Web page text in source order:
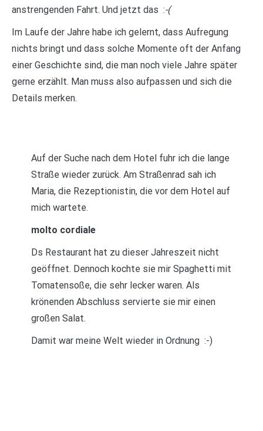
anstrengenden Fahrt. Und jetzt das :-(
Im Laufe der Jahre habe ich gelernt, dass Aufregung
nichts bringt und dass solche Momente oft der Anfang
einer Geschichte sind, die man noch viele Jahre später
gerne erzählt. Man muss also aufpassen und sich die
Details merken.
Auf der Suche nach dem Hotel fuhr ich die lange
Straße wieder zurück. Am Straßenrad sah ich
Maria, die Rezeptionistin, die vor dem Hotel auf
mich wartete.
molto cordiale
Ds Restaurant hat zu dieser Jahreszeit nicht
geöffnet. Dennoch kochte sie mir Spaghetti mit
Tomatensoße, die sehr lecker waren. Als
krönenden Abschluss servierte sie mir einen
großen Salat.
Damit war meine Welt wieder in Ordnung :-)